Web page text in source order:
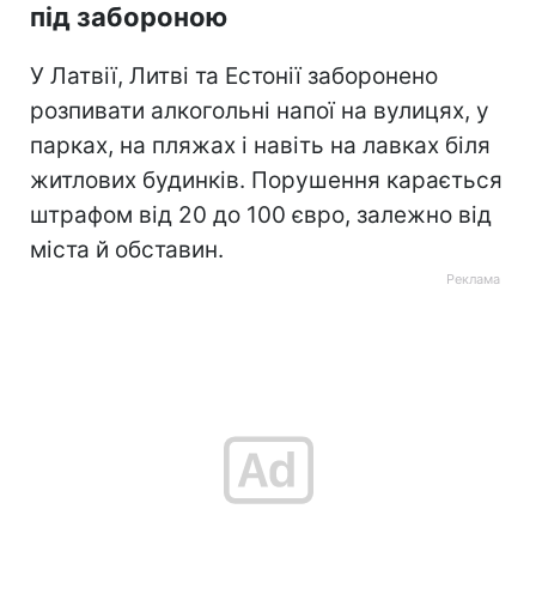
під забороною
У Латвії, Литві та Естонії заборонено
розпивати алкогольні напої на вулицях, у
парках, на пляжах і навіть на лавках біля
житлових будинків. Порушення карається
штрафом від 20 до 100 євро, залежно від
міста й обставин.